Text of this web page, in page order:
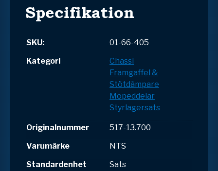
Specifikation
SKU:
01-66-405
Kategori
Chassi
Framgaffel &
Stötdämpare
Mopeddelar
Styrlagersats
Originalnummer
517-13.700
Varumärke
NTS
Standardenhet
Sats